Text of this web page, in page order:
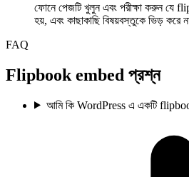
ফোনে পেজটি খুলুন এবং পরীক্ষা করুন যে
হয়, এবং কাছাকাছি বিষয়বস্তুকে ভিড় করে
FAQ
Flipbook embed প্রশ্ন
আমি কি WordPress এ একটি